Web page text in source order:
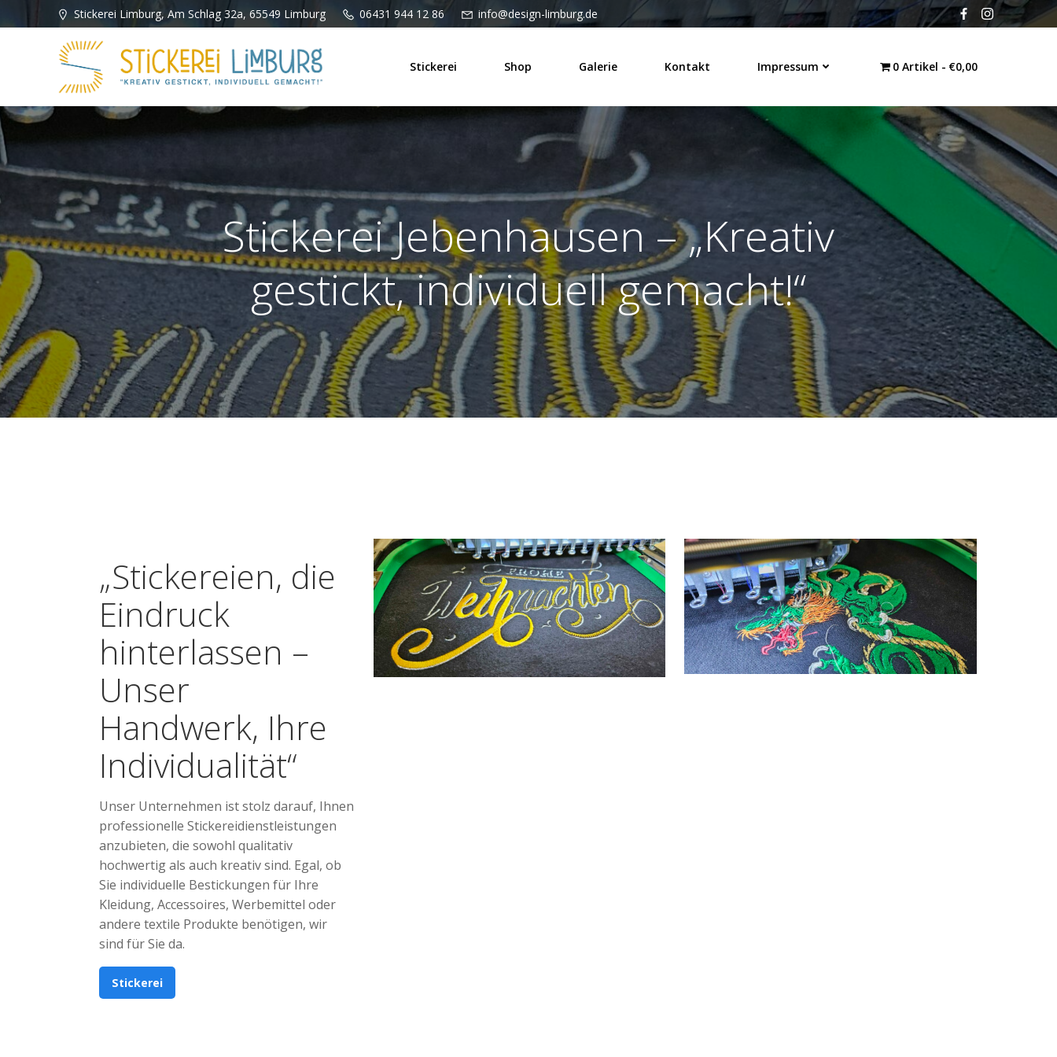
Inhalt
Stickerei Limburg, Am Schlag 32a, 65549 Limburg 06431 944 12 86 info@design-limburg.de
Stickerei Shop Galerie Kontakt Impressum 0 Artikel €0,00
Stickerei Jebenhausen – „Kreativ
gestickt, individuell gemacht!“
„Stickereien, die
Eindruck
hinterlassen –
Unser
Handwerk, Ihre
Individualität“
Unser Unternehmen ist stolz darauf, Ihnen
professionelle Stickereidienstleistungen
anzubieten, die sowohl qualitativ
hochwertig als auch kreativ sind. Egal, ob
Sie individuelle Bestickungen für Ihre
Kleidung, Accessoires, Werbemittel oder
andere textile Produkte benötigen, wir
sind für Sie da.
Stickerei